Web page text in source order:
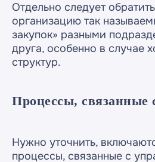
Отдельно следует
организацию так
закупок» разными
друга, особенно в случае
структур.
Процессы, связанные
Нужно уточнить,
процессы, связанные с